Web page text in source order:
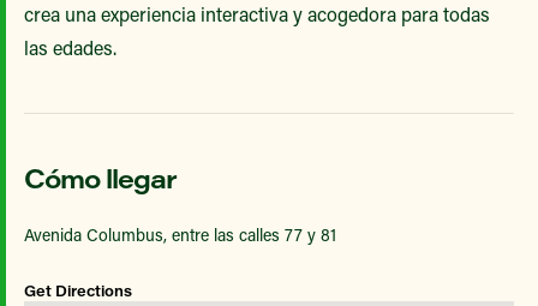
crea una experiencia interactiva y acogedora para todas
las edades.
Cómo llegar
Avenida Columbus, entre las calles 77 y 81
Get Directions